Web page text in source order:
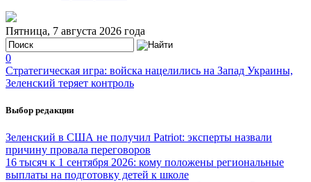
Пятница, 7 августа 2026 года
0
Стратегическая игра: войска нацелились на Запад Украины,
Зеленский теряет контроль
Выбор редакции
Зеленский в США не получил Patriot: эксперты назвали
причину провала переговоров
16 тысяч к 1 сентября 2026: кому положены региональные
выплаты на подготовку детей к школе